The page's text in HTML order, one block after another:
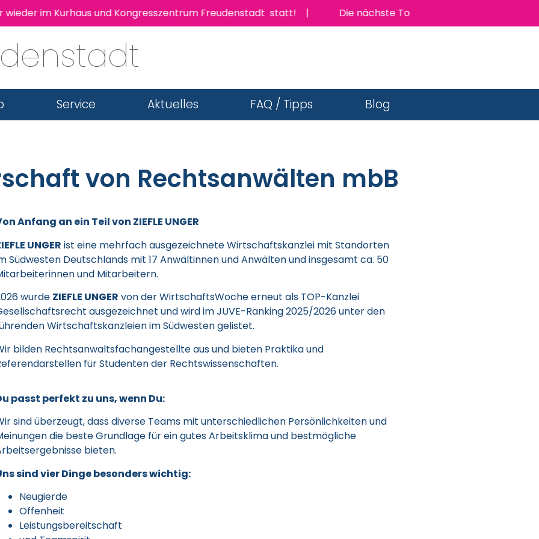
im Kurhaus und Kongresszentrum Freudenstadt statt! | Die nächste TopJob Messe findet am
Service Aktuelles FAQ / Tipps Blog
von Rechtsanwälten mbB
Anfang an ein Teil von ZIEFLE UNGER
UNGER ist eine mehrfach ausgezeichnete Wirtschaftskanzlei mit Standorten
Südwesten Deutschlands mit 17 Anwältinnen und Anwälten und insgesamt ca. 50
und Mitarbeitern.
wurde ZIEFLE UNGER von der WirtschaftsWoche erneut als TOP-Kanzlei
ausgezeichnet und wird im JUVE-Ranking 2025/2026 unter den
Wirtschaftskanzleien im Südwesten gelistet.
bilden Rechtsanwaltsfachangestellte aus und bieten Praktika und
für Studenten der Rechtswissenschaften.
passt perfekt zu uns, wenn Du:
sind überzeugt, dass diverse Teams mit unterschiedlichen Persönlichkeiten und
die beste Grundlage für ein gutes Arbeitsklima und bestmögliche
bieten.
sind vier Dinge besonders wichtig:
Neugierde
Offenheit
Leistungsbereitschaft